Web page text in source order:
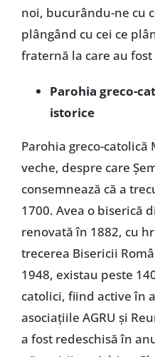
noi, bucurându-ne cu
plângând cu cei ce
fraternă la care au
Parohia greco-
istorice
Parohia greco-catolică
veche, despre care
consemnează că a
1700. Avea o biserică
renovată în 1882, cu
trecerea Bisericii
1948, existau peste
catolici, fiind active în
asociațiile AGRU și
a fost redeschisă în